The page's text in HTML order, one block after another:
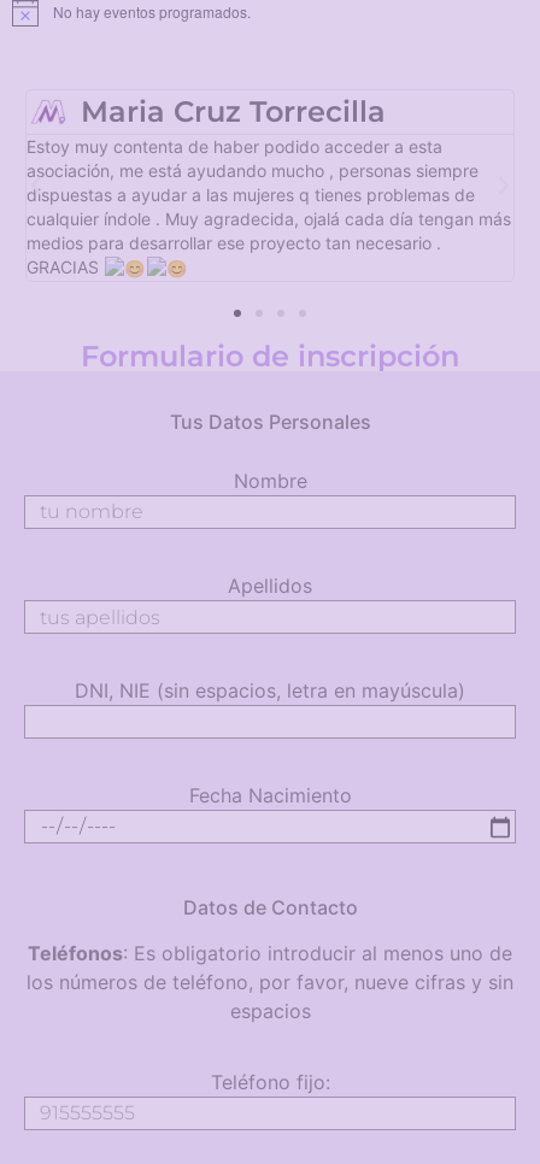
Aviso No hay eventos programados.
más
Alba Pérez Ciudad
Asociación de Mujeres con 25 años de historia y con un gran
compromiso con la igualdad. Participan activamente en el
movimiento feminista luchando por los derechos humanos
las mujeres. Tienen actividades y talleres muy interesantes.
Formulario de inscripción
Tus Datos Personales
Nombre
Apellidos
DNI, NIE (sin espacios, letra en mayúscula)
Fecha Nacimiento
Datos de Contacto
Teléfonos: Es obligatorio introducir al menos uno de
los números de teléfono, por favor, nueve cifras y sin
espacios
Teléfono fijo: